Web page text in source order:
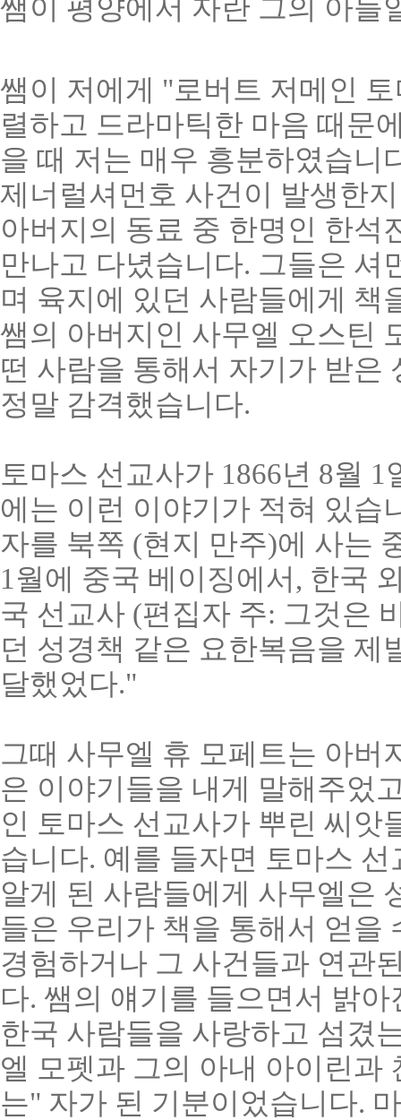
쌤이 평양에서 자란 그의 아들
쌤이 저에게 "로버트 저메인
렬하고 드라마틱한 마음 때문
을 때 저는 매우 흥분하였습니
제너럴셔먼호 사건이 발생한
아버지의 동료 중 한명인 한석
만나고 다녔습니다. 그들은
며 육지에 있던 사람들에게 책
쌤의 아버지인 사무엘 오스틴
떤 사람을 통해서 자기가 받은
정말 감격했습니다.
토마스 선교사가 1866년 8월
에는 이런 이야기가 적혀 있습
자를 북쪽 (현지 만주)에 사는
1월에 중국 베이징에서, 한국
국 선교사 (편집자 주: 그것은
던 성경책 같은 요한복음을 제
달했었다."
그때 사무엘 휴 모페트는 아버
은 이야기들을 내게 말해주었
인 토마스 선교사가 뿌린 씨앗
습니다. 예를 들자면 토마스
알게 된 사람들에게 사무엘은
들은 우리가 책을 통해서 얻을
경험하거나 그 사건들과 연관
다. 쌤의 얘기를 들으면서 밝
한국 사람들을 사랑하고 섬겼
엘 모펫과 그의 아내 아이린과
는" 자가 된 기분이었습니다.